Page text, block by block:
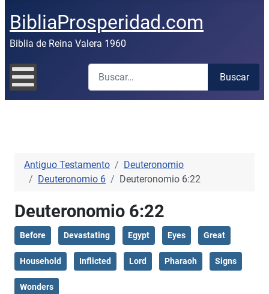
BibliaProsperidad.com
Biblia de Reina Valera 1960
Buscar
Buscar
Antiguo Testamento
Deuteronomio
Deuteronomio 6
Deuteronomio 6:22
Deuteronomio 6:22
Before Devastating Egypt Eyes Great
Household Inflicted Lord Pharaoh Signs
Wonders